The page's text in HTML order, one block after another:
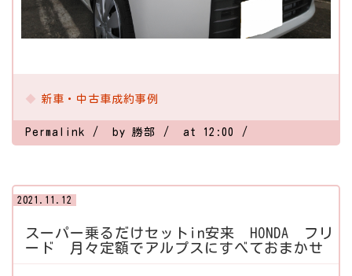
新車・中古車成約事例
Permalink by 勝部 at 12:00
2021.11.12
スーパー乗るだけセットin安来 HONDA フリ
ード 月々定額でアルプスにすべておまかせ